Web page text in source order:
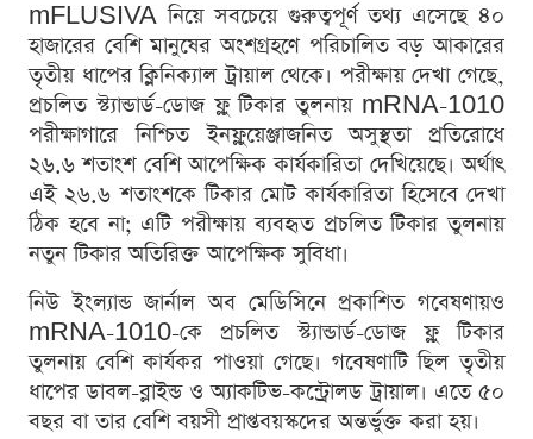
mFLUSIVA নিয়ে সবচেয়ে গুরুত্বপূর্ণ তথ্য এসেছে ৪০
হাজারের বেশি মানুষের অংশগ্রহণে পরিচালিত বড় আকারের
তৃতীয় ধাপের ক্লিনিক্যাল ট্রায়াল থেকে। পরীক্ষায় দেখা গেছে,
প্রচলিত স্ট্যান্ডার্ড-ডোজ ফ্লু টিকার তুলনায় mRNA-1010
পরীক্ষাগারে নিশ্চিত ইনফ্লুয়েঞ্জাজনিত অসুস্থতা প্রতিরোধে
২৬.৬ শতাংশ বেশি আপেক্ষিক কার্যকারিতা দেখিয়েছে। অর্থাৎ
এই ২৬.৬ শতাংশকে টিকার মোট কার্যকারিতা হিসেবে দেখা
ঠিক হবে না; এটি পরীক্ষায় ব্যবহৃত প্রচলিত টিকার তুলনায়
নতুন টিকার অতিরিক্ত আপেক্ষিক সুবিধা।
নিউ ইংল্যান্ড জার্নাল অব মেডিসিনে প্রকাশিত গবেষণায়ও
mRNA-1010-কে প্রচলিত স্ট্যান্ডার্ড-ডোজ ফ্লু টিকার
তুলনায় বেশি কার্যকর পাওয়া গেছে। গবেষণাটি ছিল তৃতীয়
ধাপের ডাবল-ব্লাইন্ড ও অ্যাকটিভ-কন্ট্রোলড ট্রায়াল। এতে ৫০
বছর বা তার বেশি বয়সী প্রাপ্তবয়স্কদের অন্তর্ভুক্ত করা হয়।